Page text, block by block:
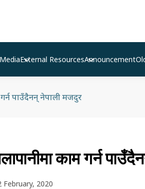
External ResourcesAnnouncement
पाउँदैनन् नेपाली मजदुर
काम गर्न
February, 2020